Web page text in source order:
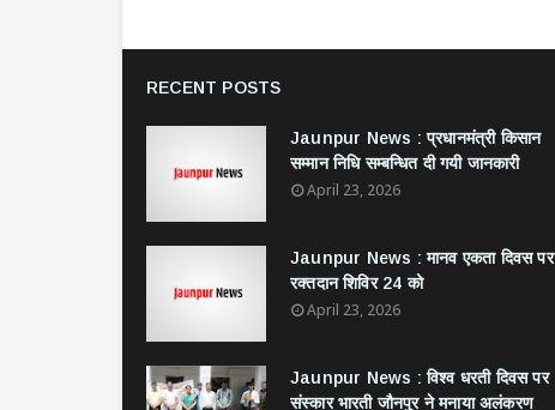
RECENT POSTS
Jaunpur News : ​प्रधानमंत्री किसान
सम्मान निधि सम्बन्धित दी गयी जानकारी
April 23, 2026
Jaunpur News : ​मानव एकता दिवस पर
रक्तदान शिविर 24 को
April 23, 2026
Jaunpur News : विश्व धरती दिवस पर
संस्कार भारती जौनपुर ने मनाया अलंकरण